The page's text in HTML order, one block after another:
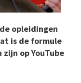
opleidingen
is de formule
zijn op YouTube